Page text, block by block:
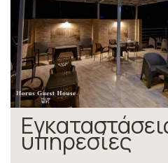
υπηρεσίες